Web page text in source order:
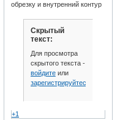
обрезку и внутренний контур
Скрытый
текст:
Для просмотра
скрытого текста -
войдитеили
зарегистрируйтесь
+1